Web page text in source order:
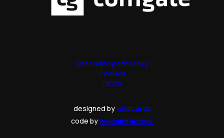
Obchodné podmienky
Cookies
GDPR
designed bywildcards
code bywisdomfactory